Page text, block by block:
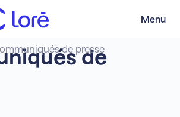
Menu
de presse
de